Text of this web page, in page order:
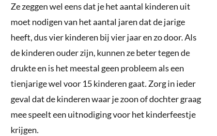
Ze zeggen wel eens dat je het aantal kinderen uit
moet nodigen van het aantal jaren dat de jarige
heeft, dus vier kinderen bij vier jaar en zo door. Als
de kinderen ouder zijn, kunnen ze beter tegen de
drukte en is het meestal geen probleem als een
tienjarige wel voor 15 kinderen gaat. Zorg in ieder
geval dat de kinderen waar je zoon of dochter graag
mee speelt een uitnodiging voor het kinderfeestje
krijgen.